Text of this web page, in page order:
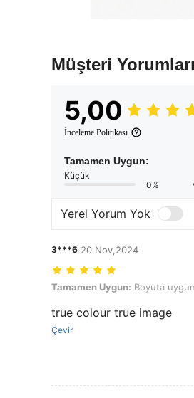
Müşteri Yorumları
5,00
İnceleme Politikası
Tamamen Uygun:
Küçük
0%
Yerel Yorum Yok
3***6 20 Nov,2024
Tamamen Uygun: Boyuta uygun,
Tamamen Uygun: Boyuta uygun
true colour true image
Çevir